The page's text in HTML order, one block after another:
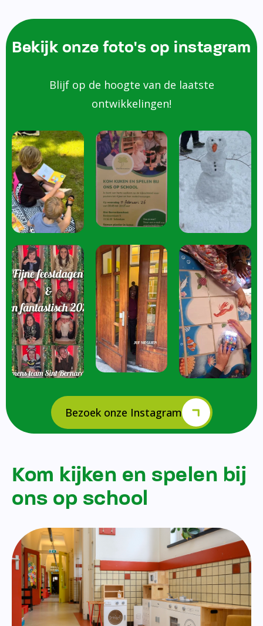
Bekijk onze foto's op instagram
Blijf op de hoogte van de laatste
ontwikkelingen!
Bezoek onze Instagram
Kom kijken en spelen bij
ons op school